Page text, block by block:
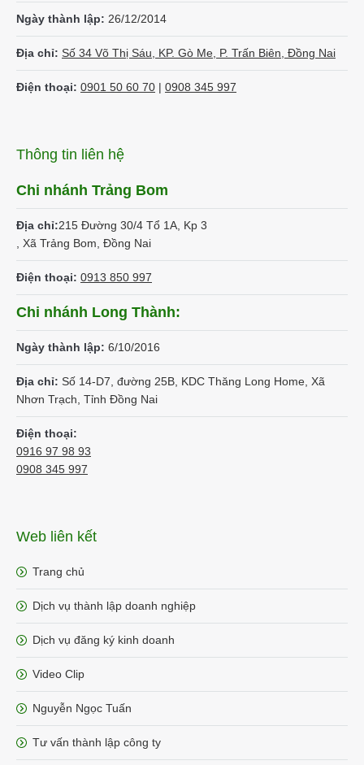
Ngày thành lập: 26/12/2014
Địa chỉ: Số 34 Võ Thị Sáu, KP. Gò Me, P. Trấn Biên, Đồng Nai
Điện thoại: 0901 50 60 70 | 0908 345 997
Thông tin liên hệ
Chi nhánh Trảng Bom
Địa chỉ:215 Đường 30/4 Tổ 1A, Kp 3
, Xã Trảng Bom, Đồng Nai
Điện thoại: 0913 850 997
Chi nhánh Long Thành:
Ngày thành lập: 6/10/2016
Địa chỉ: Số 14-D7, đường 25B, KDC Thăng Long Home, Xã
Nhơn Trạch, Tỉnh Đồng Nai
Điện thoại:
0916 97 98 93
0908 345 997
Web liên kết
Trang chủ
Dịch vụ thành lập doanh nghiệp
Dịch vụ đăng ký kinh doanh
Video Clip
Nguyễn Ngọc Tuấn
Tư vấn thành lập công ty